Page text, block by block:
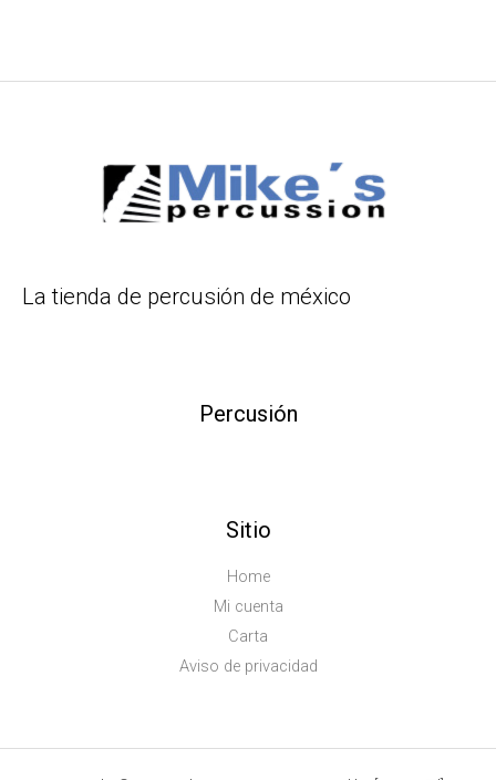
La tienda de percusión de méxico
Percusión
Sitio
Home
Mi cuenta
Carta
Aviso de privacidad